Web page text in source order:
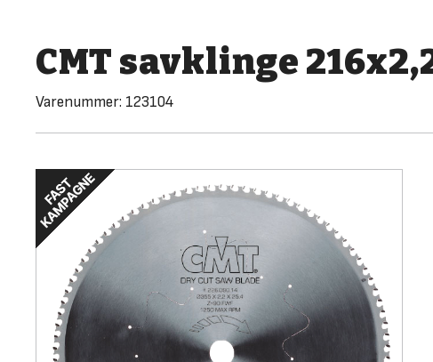
CMT savklinge
Varenummer: 123104